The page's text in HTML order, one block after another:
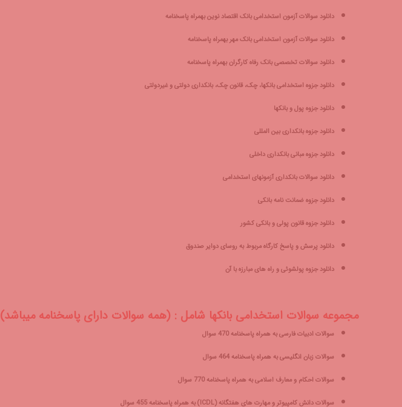
دانلود سوالات آزمون استخدامی بانک اقتصاد نوینبهمراه پاسخنامه
دانلود سوالات آزمون استخدامی بانک مهر بهمراه پاسخنامه
دانلود سوالات تخصصی بانک رفاه کارگران بهمراه پاسخنامه
دانلود جزوه استخدامی بانکها، چک، قانون چک، بانکداری دولتی و غیردولتی
دانلود جزوه پول و بانکها
دانلود جزوه بانکداری بین المللی
دانلود جزوه مبانی بانکداری داخلی
دانلود سوالات بانکداری آزمونهای استخدامی
دانلود جزوه ضمانت نامه بانکی
دانلود جزوه قانون پولی و بانکی کشور
دانلود پرسش و پاسخ کارگاه مربوط به روسای دوایر صندوق
دانلود جزوه پولشوئیو راه های مبارزه با آن
مجموعه سوالات استخدامی بانکها شامل : (همه سوالات دارای پاسخنامه میباشد)
سوالات ادبیات فارسی به همراه پاسخنامه 470 سوال
سوالات زبان انگلیسی به همراه پاسخنامه 464 سوال
سوالات احکام و معارف اسلامی به همراه پاسخنامه 770 سوال
سوالات دانش کامپیوتر و مهارت های هفتگانه (ICDL) به همراه پاسخنامه 455 سوال